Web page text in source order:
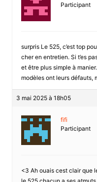
Participant
surpris Le 525, c’est top
cher en entretien. Si t’es
et être plus simple à
modèles ont leurs défauts,
3 mai 2025 à 18h05
fifi
Participant
<3 Ah ouais cest clair que